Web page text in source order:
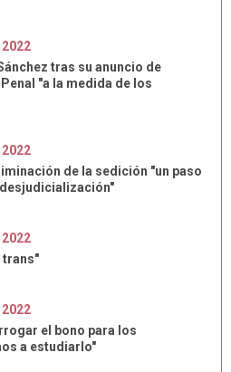
2022
tras su anuncio de
"a la medida de los
2022
de la sedición "un paso
2022
trans"
2022
el bono para los
a estudiarlo"